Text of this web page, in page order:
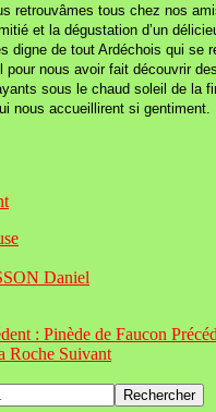
retrouvâmes tous chez nos
et la dégustation d’un
digne de tout Ardéchois qui se
pour nous avoir fait découvrir
sous le chaud soleil de la
nous accueillirent si gentiment.
Daniel
: Pinède de Faucon
Roche Suivant
Rechercher